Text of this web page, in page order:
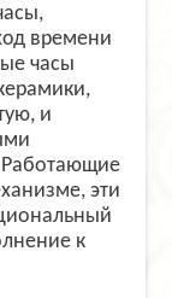
времени
часы
и
эти
к